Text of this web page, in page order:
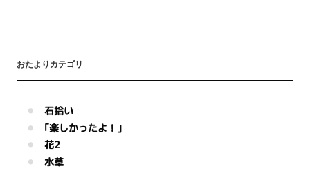
おたよりカテゴリ
石拾い
｢楽しかったよ！｣
花2
水草